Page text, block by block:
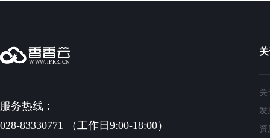
服务热线：
028-83330771 （工作日9:00-18:00）
关
发
资